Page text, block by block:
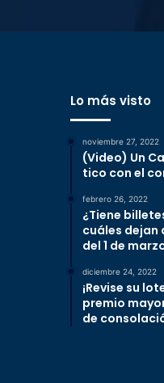
Lo más visto
noviembre 27, 2022
(Video) Un
tico con el
febrero 26, 2022
¿Tiene
cuáles dejan
del 1 de
diciembre 24, 2022
¡Revise su
premio
de